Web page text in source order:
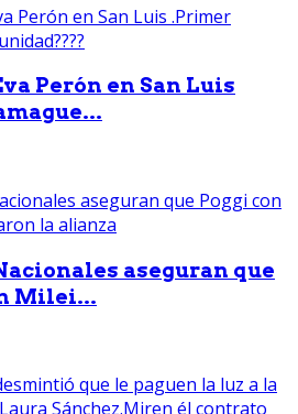
Perón en San Luis
aseguran que
Milei...